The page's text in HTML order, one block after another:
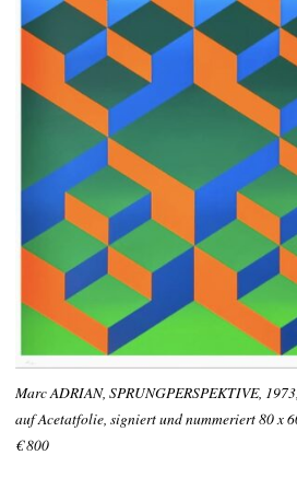
Marc ADRIAN, SPRUNGPERSPEKTIVE,
auf Acetatfolie, signiert und nummeriert 80 x
€ 800